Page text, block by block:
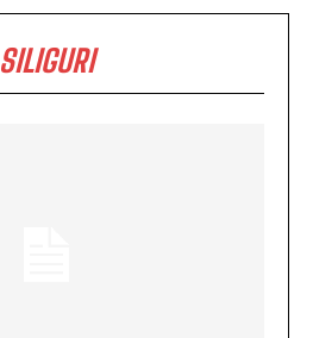
SILIGURI